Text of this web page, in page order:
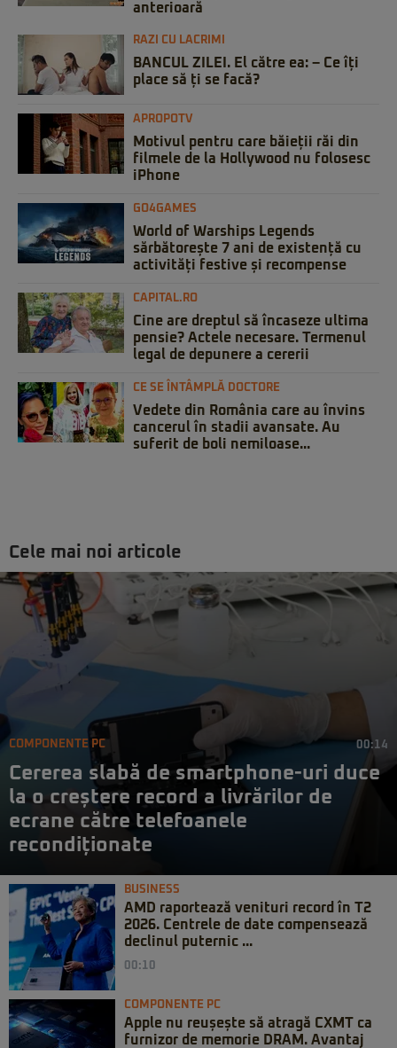
anterioară
RAZI CU LACRIMI
BANCUL ZILEI. El către ea: – Ce îți
place să ți se facă?
APROPOTV
Motivul pentru care băieții răi din
filmele de la Hollywood nu folosesc
iPhone
GO4GAMES
World of Warships Legends
sărbătorește 7 ani de existență cu
activități festive și recompense
CAPITAL.RO
Cine are dreptul să încaseze ultima
pensie? Actele necesare. Termenul
legal de depunere a cererii
CE SE ÎNTÂMPLĂ DOCTORE
Vedete din România care au învins
cancerul în stadii avansate. Au
suferit de boli nemiloase...
Cele mai noi articole
COMPONENTE PC 00:14
Cererea slabă de smartphone-uri duce
la o creștere record a livrărilor de
ecrane către telefoanele
recondiționate
BUSINESS
AMD raportează venituri record în T2
2026. Centrele de date compensează
declinul puternic ...
00:10
COMPONENTE PC
Apple nu reușește să atragă CXMT ca
furnizor de memorie DRAM. Avantaj